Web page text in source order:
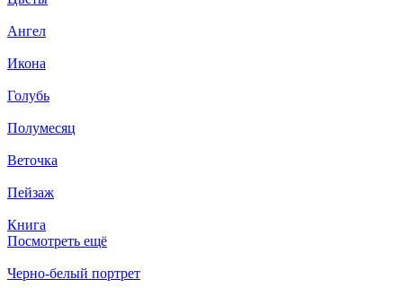
Ангел
Икона
Голубь
Полумесяц
Веточка
Пейзаж
Книга
Посмотреть ещё
Черно-белый портрет